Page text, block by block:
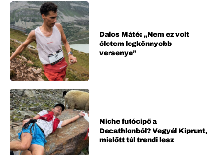
Dalos Máté: „Nem ez volt
életem legkönnyebb
versenye”
Niche futócipő a
Decathlonból? Vegyél Kiprunt,
mielőtt túl trendi lesz